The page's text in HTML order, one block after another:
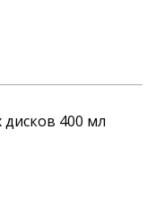
400 мл